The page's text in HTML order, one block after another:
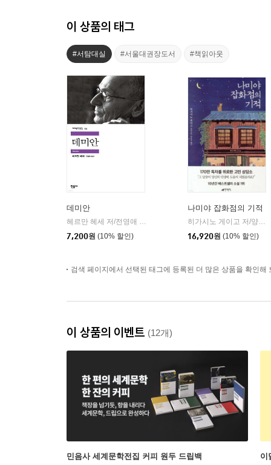
이 상품의 태그
#서탐대실 #서울대권장도서 #책읽아웃
데미안
7,200원 (10% 할인)
나미야 잡화점의 기적
16,920원 (10% 할인)
검색 페이지에서 선택된 태그에 등록된 더 많은 상품을 확인해
이 상품의 이벤트 (12개)
민음사 세계문학전집 커피 원두 드립백 이